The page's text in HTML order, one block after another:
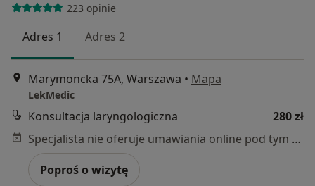
223 opinie
Adres 1 Adres 2
Marymoncka 75A, Warszawa • Mapa
LekMedic
Konsultacja laryngologiczna
280 zł
Specjalista nie oferuje umawiania online pod tym adresem.
Poproś o wizytę